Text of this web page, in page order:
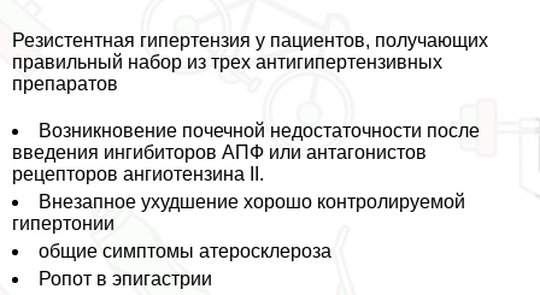
Резистентная гипертензия у пациентов, получающих
правильный набор из трех антигипертензивных
препаратов
Возникновение почечной недостаточности после
введения ингибиторов АПФ или антагонистов
рецепторов ангиотензина II.
Внезапное ухудшение хорошо контролируемой
гипертонии
общие симптомы атеросклероза
Ропот в эпигастрии